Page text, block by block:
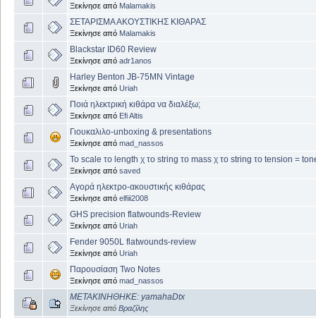
Ξεκίνησε από Malamakis
ΣΕΤΑΡΙΣΜΑ ΑΚΟΥΣΤΙΚΗΣ ΚΙΘΑΡΑΣ
Ξεκίνησε από Malamakis
Blackstar ID60 Review
Ξεκίνησε από adr1anos
Harley Benton JB-75MN Vintage
Ξεκίνησε από Uriah
Ποιά ηλεκτρική κιθάρα να διαλέξω;
Ξεκίνησε από Efi Altis
Γιουκαλιλο-unboxing & presentations
Ξεκίνησε από mad_nassos
Το scale το length χ το string το mass χ το string το tension =
Ξεκίνησε από saved
Αγορά ηλεκτρο-ακουστικής κιθάρας
Ξεκίνησε από elfiii2008
GHS precision flatwounds-Review
Ξεκίνησε από Uriah
Fender 9050L flatwounds-review
Ξεκίνησε από Uriah
Παρουσίαση Two Notes
Ξεκίνησε από mad_nassos
ΜΕΤΑΚΙΝΗΘΗΚΕ: yamahaDtx
Ξεκίνησε από Βραζίλης